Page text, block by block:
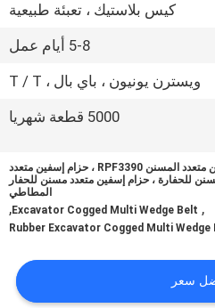
كيس بلاستيك ، تعبئة طبيعية
5-8 أيام عمل
ويسترن يونيون ، باي بال ، T / T
5000 قطعة شهريا
حزام إسفين متعدد المسنن RPF3390 ، حزام إسفين متعدد
للحفارة ، حزام إسفين متعدد مسنن للحفار
المطاطي
,
Excavator Cogged Multi Wedge Belt
,
Rubber Excavator Cogged Multi Wedge
سعر